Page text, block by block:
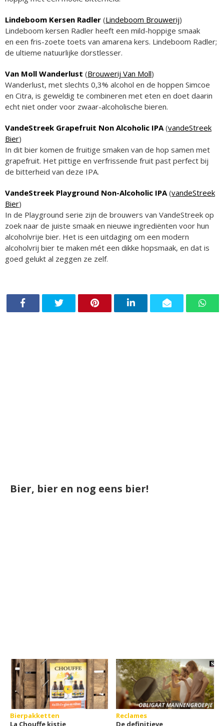
Lindeboom Kersen Radler (Lindeboom Brouwerij)
Lindeboom kersen Radler heeft een mild-hoppige smaak
en een fris-zoete toets van amarena kers. Lindeboom Radler;
de ultieme natuurlijke dorstlesser.
Van Moll Wanderlust (Brouwerij Van Moll)
Wanderlust, met slechts 0,3% alcohol en de hoppen Simcoe
en Citra, is geweldig te combineren met eten en doet daarin
echt niet onder voor zwaar-alcoholische bieren.
VandeStreek Grapefruit Non Alcoholic IPA(vandeStreek
Bier)
In dit bier komen de fruitige smaken van de hop samen met
grapefruit. Het pittige en verfrissende fruit past perfect bij
de bitterheid van deze IPA.
VandeStreek Playground Non-Alcoholic IPA(vandeStreek
Bier)
In de Playground serie zijn de brouwers van VandeStreek op
zoek naar de juiste smaak en nieuwe ingrediënten voor hun
alcoholvrije bier. Het is een uitdaging om een modern
alcoholvrij bier te maken mét een dikke hopsmaak, en dat is
goed gelukt al zeggen ze zelf.
Bier, bier en nog eens bier!
Bierpakketten
La Chouffe kistje
Reclames
De definitieve